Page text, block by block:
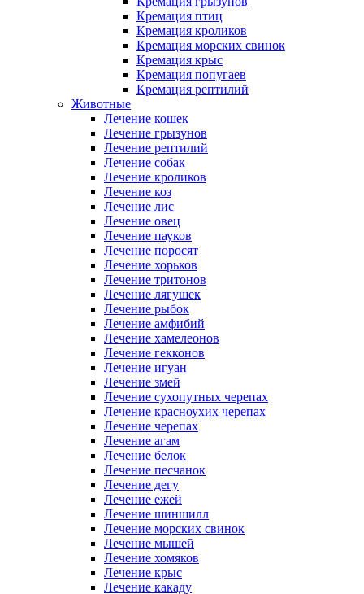
Кремация птиц
Кремация кроликов
Кремация морских свинок
Кремация крыс
Кремация попугаев
Кремация рептилий
Животные
Лечение кошек
Лечение грызунов
Лечение рептилий
Лечение собак
Лечение кроликов
Лечение коз
Лечение лис
Лечение овец
Лечение пауков
Лечение поросят
Лечение хорьков
Лечение тритонов
Лечение лягушек
Лечение рыбок
Лечение амфибий
Лечение хамелеонов
Лечение гекконов
Лечение игуан
Лечение змей
Лечение сухопутных черепах
Лечение красноухих черепах
Лечение черепах
Лечение агам
Лечение белок
Лечение песчанок
Лечение дегу
Лечение ежей
Лечение шиншилл
Лечение морских свинок
Лечение мышей
Лечение хомяков
Лечение крыс
Лечение какаду